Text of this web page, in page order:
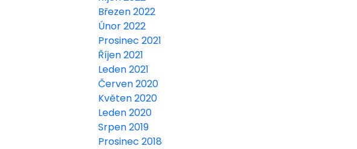
Březen 2022
Únor 2022
Prosinec 2021
Říjen 2021
Leden 2021
Červen 2020
Květen 2020
Leden 2020
Srpen 2019
Prosinec 2018